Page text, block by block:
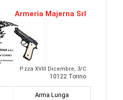
Armeria Majerna Srl
P.zza XVIII Dicembre, 3/C
10122 Torino
Arma Lunga